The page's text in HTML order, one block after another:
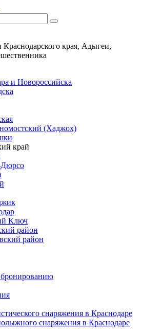
Краснодарского края, Адыгеи,
и Новороссийска
(Хаджох)
край
Дюрсо
Ключ
район
район
снаряжения в Краснодаре
снаряжения в Краснодаре